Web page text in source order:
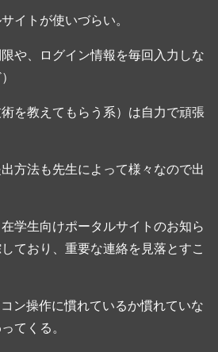
イトが使いづらい。
限や、ログイン情報を毎回入力しな
を教えてもらう系）は自力で頑張
方法も先生によって様々なので出
学生向けポータルサイトのお知ら
ており、重要な連絡を見落とすこ
ン操作に慣れているか慣れていな
てくる。